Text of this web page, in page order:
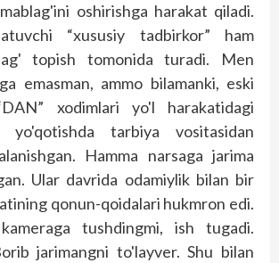
oshirishga harakat qiladi.
“xususiy tadbirkor” ham
topish tomonida turadi. Men
emasman, ammo bilamanki, eski
xodimlari yo'l harakatidagi
yo'qotishda tarbiya vositasidan
Hamma narsaga jarima
Ular davrida odamiylik bilan bir
qonun-qoidalari hukmron edi.
tushdingmi, ish tugadi.
jarimangni to'layver. Shu bilan